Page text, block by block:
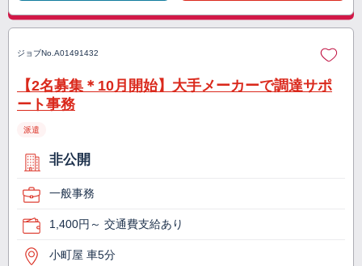
ジョブNo. A01491432
【2名募集＊10月開始】大手メーカーで調達サポ
ート事務
派遣
非公開
一般事務
1,400円～ 交通費支給あり
小町屋 車5分